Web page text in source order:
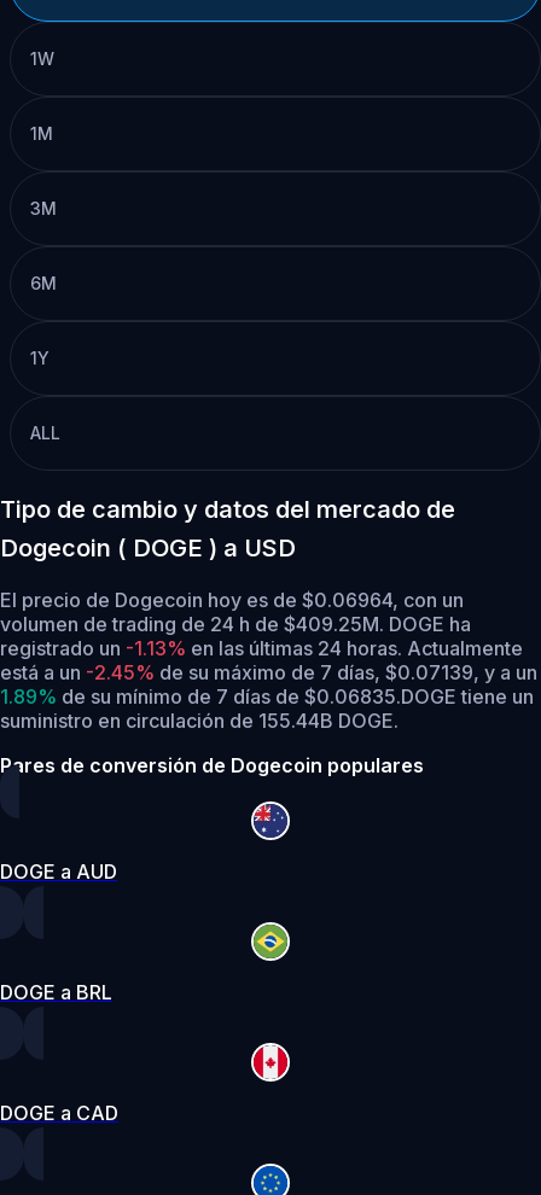
1W
1M
3M
6M
1Y
ALL
Tipo de cambio y datos del mercado de
Dogecoin ( DOGE ) a USD
El precio de Dogecoin hoy es de $0.06964, con un
volumen de trading de 24 h de $409.25M. DOGE ha
registrado un -1.13% en las últimas 24 horas. Actualmente
está a un -2.45% de su máximo de 7 días, $0.07139, y a un
1.89% de su mínimo de 7 días de $0.06835.DOGE tiene un
suministro en circulación de 155.44B DOGE.
Pares de conversión de Dogecoin populares
DOGE a AUD
DOGE a BRL
DOGE a CAD